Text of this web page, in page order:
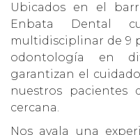
Ubicados en el
Enbata Dental
multidisciplinar de 9
odontología en
garantizan el
nuestros pacientes
cercana.
Nos avala una